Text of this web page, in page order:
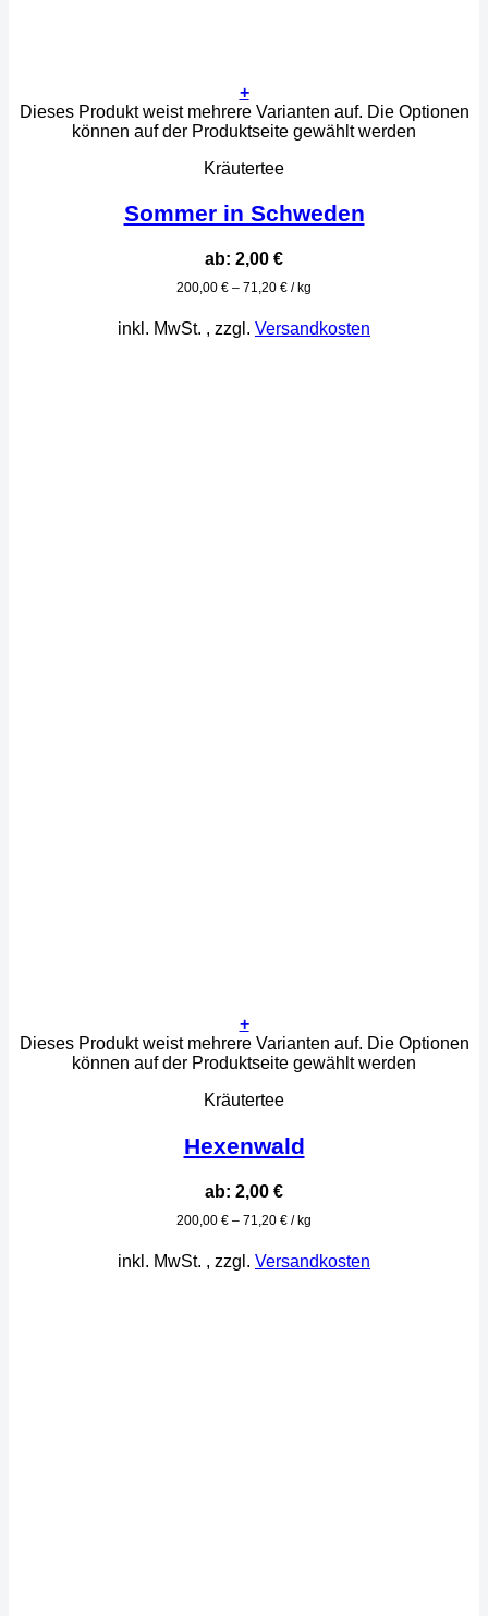
+
Dieses Produkt weist mehrere Varianten auf. Die Optionen
können auf der Produktseite gewählt werden
Kräutertee
Sommer in Schweden
ab: 2,00 €
200,00 € – 71,20 € / kg
inkl. MwSt. , zzgl. Versandkosten
+
Dieses Produkt weist mehrere Varianten auf. Die Optionen
können auf der Produktseite gewählt werden
Kräutertee
Hexenwald
ab: 2,00 €
200,00 € – 71,20 € /kg
inkl. MwSt. , zzgl. Versandkosten